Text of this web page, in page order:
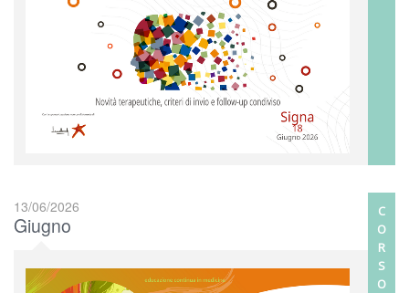
13/06/2026
Giugno
C
O
R
S
O